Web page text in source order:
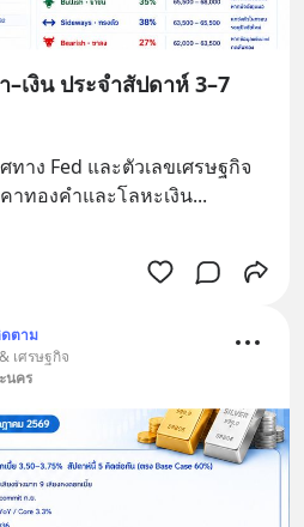
เงิน ประจำสัปดาห์ 3–7
าง Fed และตัวเลขเศรษฐกิจ
าทองคำและโลหะเงิน...
ตาม
เศรษฐกิจ
นคร